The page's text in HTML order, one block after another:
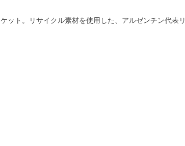
ット。リサイクル素材を使用した、アルゼンチン代表リ